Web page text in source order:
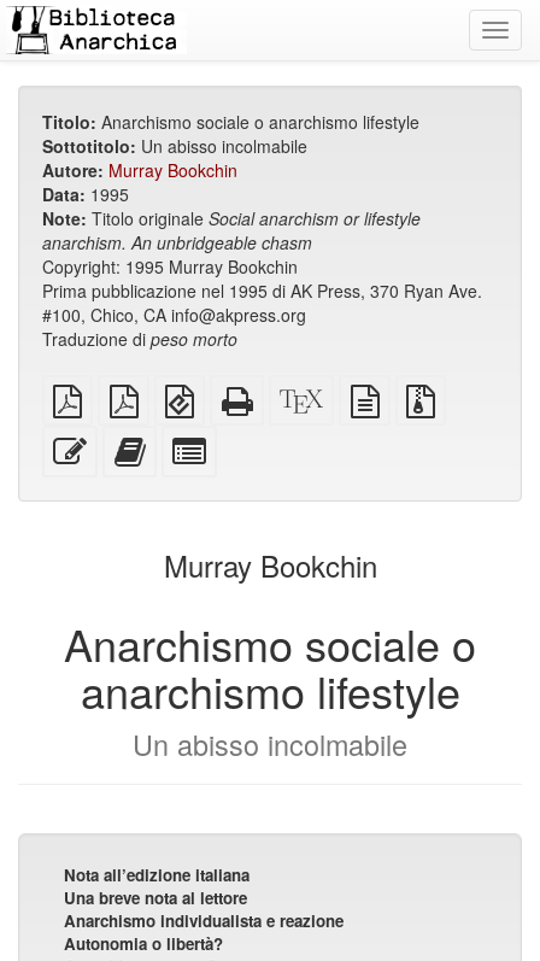
Titolo: Anarchismo sociale o anarchismo lifestyle
Sottotitolo: Un abisso incolmabile
Autore: Murray Bookchin
Data: 1995
Note: Titolo originale Social anarchism or lifestyle
anarchism. An unbridgeable chasm
Copyright: 1995 Murray Bookchin
Prima pubblicazione nel 1995 di AK Press, 370 Ryan Ave.
#100, Chico, CA info@akpress.org
Traduzione di peso morto
PDF
semplice
PDF
impaginato
EPUB
(per
dispositivi
portatili)
HTML
completo
Sorgenti
XeLaTeX
sorgente
Modifica
questo
Aggiungi
questo
all'impaginatore
per
Murray Bookchin
Anarchismo sociale o
anarchismo lifestyle
Un abisso incolmabile
Nota all’edizione italiana
Una breve nota al lettore
Anarchismo individualista e reazione
Autonomia o libertà?